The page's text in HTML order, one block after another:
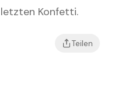
Konfetti.
Teilen